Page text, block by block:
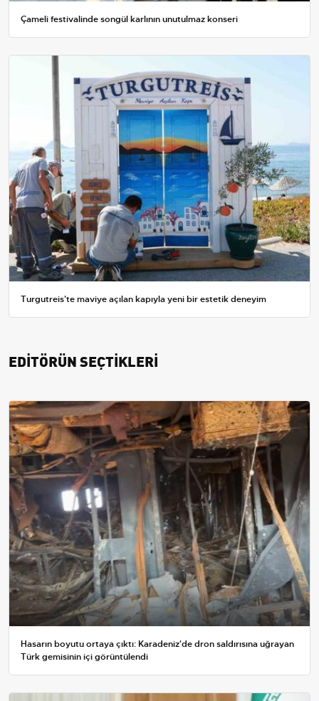
Çameli festivalinde songül karlının unutulmaz konseri
Turgutreis'te maviye açılan kapıyla yeni bir estetik deneyim
EDİTÖRÜN SEÇTİKLERİ
Hasarın boyutu ortaya çıktı: Karadeniz'de dron saldırısına uğrayan
Türk gemisinin içi görüntülendi